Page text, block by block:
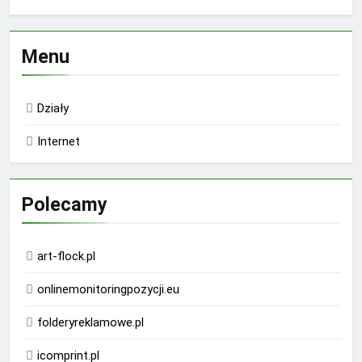
Menu
Działy
Internet
Polecamy
art-flock.pl
onlinemonitoringpozycji.eu
folderyreklamowe.pl
icomprint.pl